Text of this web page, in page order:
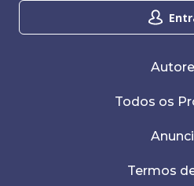
Todos os
Termos